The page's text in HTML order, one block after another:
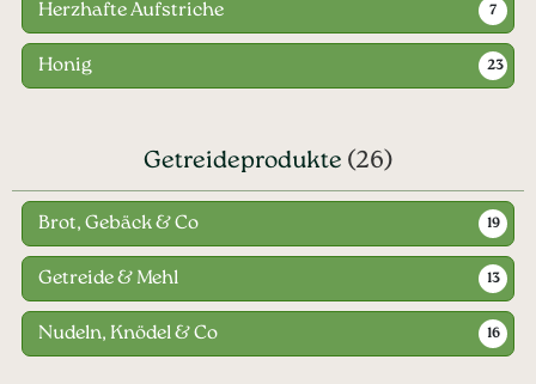
Herzhafte Aufstriche 7
Honig 23
Getreideprodukte (26)
Brot, Gebäck & Co 19
Getreide & Mehl 13
Nudeln, Knödel & Co 16